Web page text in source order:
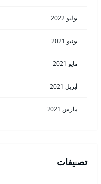
يوليو 2022
يونيو 2021
مايو 2021
أبريل 2021
مارس 2021
تصنيفات